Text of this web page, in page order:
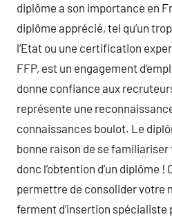
diplôme a son importance en
diplôme apprécié, tel qu’un
l’Etat ou une certification
FFP, est un engagement
donne confiance aux
représente une
connaissances boulot. Le
bonne raison de se
donc l’obtention d’un diplôme !
permettre de consolider votre
ferment d’insertion spécialiste